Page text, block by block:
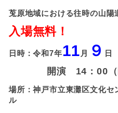
莵原地域における往時の山陽
入場無料！
日時：令和7年11 月 ９ 日
開演 14 ： 00
場所：神戸市立東灘区文化
ル